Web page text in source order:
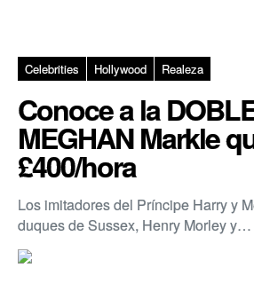
Celebrities Hollywood Realeza
Conoce a la
MEGHAN Markle
£400/hora
Los imitadores del Príncipe Harry y
duques de Sussex, Henry Morley y…